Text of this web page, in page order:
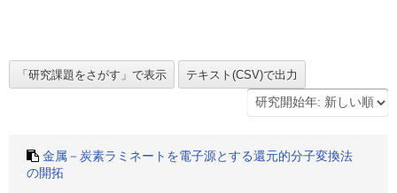
金属－炭素ラミネートを電子源とする還元的分子変換法
の開拓